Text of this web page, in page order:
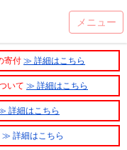
寄付 ≫ 詳細はこちら
いて ≫ 詳細はこちら
詳細はこちら
≫ 詳細はこちら